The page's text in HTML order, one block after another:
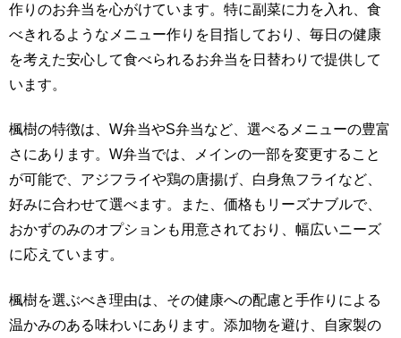
作りのお弁当を心がけています。特に副菜に力を入れ、食
べきれるようなメニュー作りを目指しており、毎日の健康
を考えた安心して食べられるお弁当を日替わりで提供して
います。
楓樹の特徴は、W弁当やS弁当など、選べるメニューの豊富
さにあります。W弁当では、メインの一部を変更すること
が可能で、アジフライや鶏の唐揚げ、白身魚フライなど、
好みに合わせて選べます。また、価格もリーズナブルで、
おかずのみのオプションも用意されており、幅広いニーズ
に応えています。
楓樹を選ぶべき理由は、その健康への配慮と手作りによる
温かみのある味わいにあります。添加物を避け、自家製の